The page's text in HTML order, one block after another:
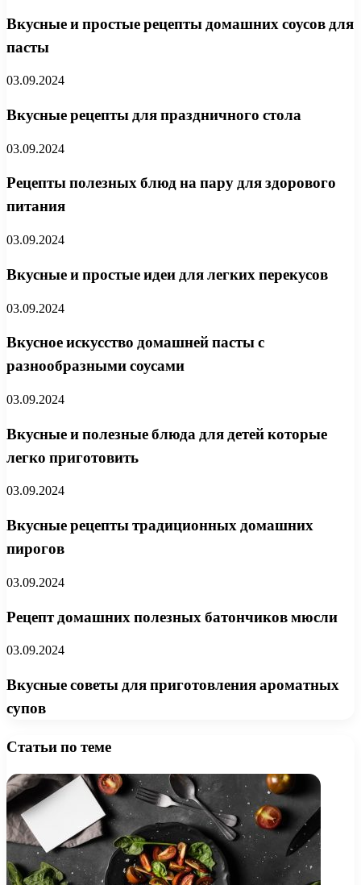
Вкусные и простые рецепты домашних соусов для
пасты
03.09.2024
Вкусные рецепты для праздничного стола
03.09.2024
Рецепты полезных блюд на пару для здорового
питания
03.09.2024
Вкусные и простые идеи для легких перекусов
03.09.2024
Вкусное искусство домашней пасты с
разнообразными соусами
03.09.2024
Вкусные и полезные блюда для детей которые
легко приготовить
03.09.2024
Вкусные рецепты традиционных домашних
пирогов
03.09.2024
Рецепт домашних полезных батончиков мюсли
03.09.2024
Вкусные советы для приготовления ароматных
супов
Статьи по теме